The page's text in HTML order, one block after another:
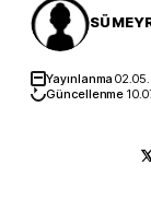
Yayınlanma
Güncellenme